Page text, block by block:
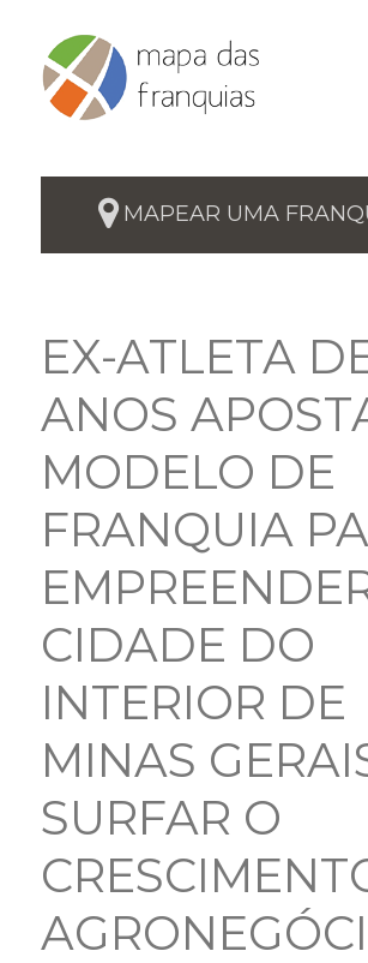
MAPEAR UMA
EX-ATLETA
ANOS
MODELO DE
FRANQUIA
CIDADE DO
INTERIOR DE
MINAS
SURFAR O